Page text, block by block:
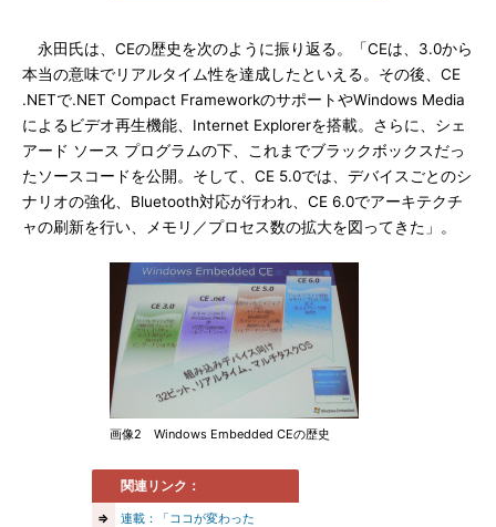
永田氏は、CEの歴史を次のように振り返る。「CEは、3.0から
本当の意味でリアルタイム性を達成したといえる。その後、CE
.NETで.NET Compact FrameworkのサポートやWindows Media
によるビデオ再生機能、Internet Explorerを搭載。さらに、シェ
アード ソース プログラムの下、これまでブラックボックスだっ
たソースコードを公開。そして、CE 5.0では、デバイスごとのシ
ナリオの強化、Bluetooth対応が行われ、CE 6.0でアーキテクチ
ャの刷新を行い、メモリ／プロセス数の拡大を図ってきた」。
画像2 Windows Embedded CEの歴史
関連リンク：
⇒
連載：「ココが変わった